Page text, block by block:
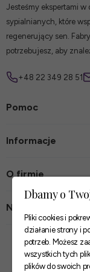
Jesteśmy ekspertami
sypialnianych, które
regenerujący sen.
potrzebujesz, aby
+48 22 349 28 51
Pomoc
Informacje
O firmie
Nasze sklepy
Dbamy o
Pliki cookies i
działanie strony i
potrzeb. Możesz
wszystkich tych
plików do swoich